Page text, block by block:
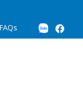
FAQs